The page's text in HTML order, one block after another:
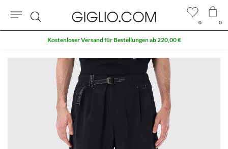
0 0
Suche
Kostenloser Versand für Bestellungen ab 220,00 €